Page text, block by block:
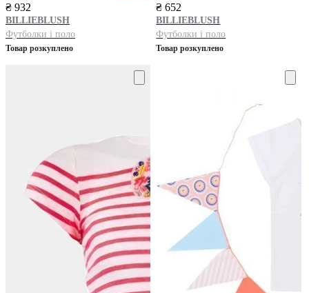
₴ 932
BILLIEBLUSH
Футболки і поло
Товар розкуплено
₴ 652
BILLIEBLUSH
Футболки і поло
Товар розкуплено